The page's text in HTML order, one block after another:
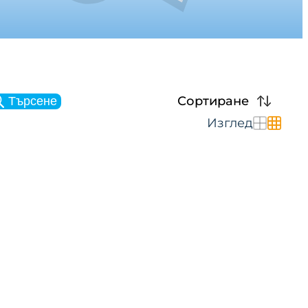
Търсене
Сортиране
Изглед